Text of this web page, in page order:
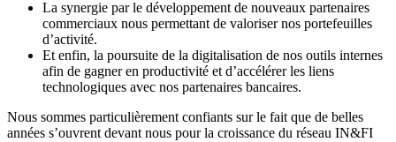
La synergie par le développement de nouveaux partenaires
commerciaux nous permettant de valoriser nos portefeuilles
d’activité.
Et enfin, la poursuite de la digitalisation de nos outils internes
afin de gagner en productivité et d’accélérer les liens
technologiques avec nos partenaires bancaires.
Nous sommes particulièrement confiants sur le fait que de belles
années s’ouvrent devant nous pour la croissance du réseau IN&FI